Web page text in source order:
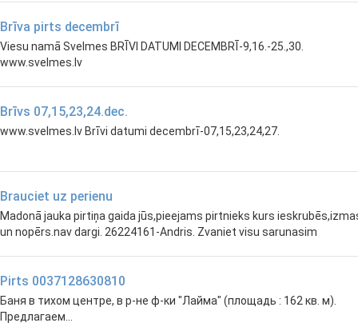
Brīva pirts decembrī
Viesu namā Svelmes BRĪVI DATUMI DECEMBRĪ-9,16.-25.,30.
www.svelmes.lv
Brīvs 07,15,23,24.dec.
www.svelmes.lv Brīvi datumi decembrī-07,15,23,24,27.
Brauciet uz perienu
Madonā jauka pirtiņa gaida jūs,pieejams pirtnieks kurs
un nopērs.nav dargi. 26224161-Andris. Zvaniet visu sarunasim
Pirts 0037128630810
Баня в тихом центре, в р-не ф-ки "Лайма" (площадь : 162 кв. м).
Предлагаем...